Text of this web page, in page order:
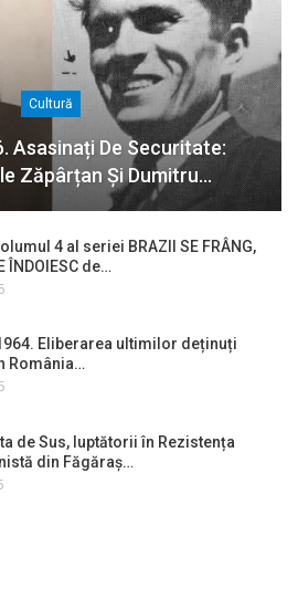
Cultură
Asasinați De Securitate:
Zăpârțan Și Dumitru…
4 al seriei BRAZII SE FRÂNG,
ÎNDOIESC de…
Eliberarea ultimilor deținuți
România…
de Sus, luptătorii în Rezistența
din Făgăraș…